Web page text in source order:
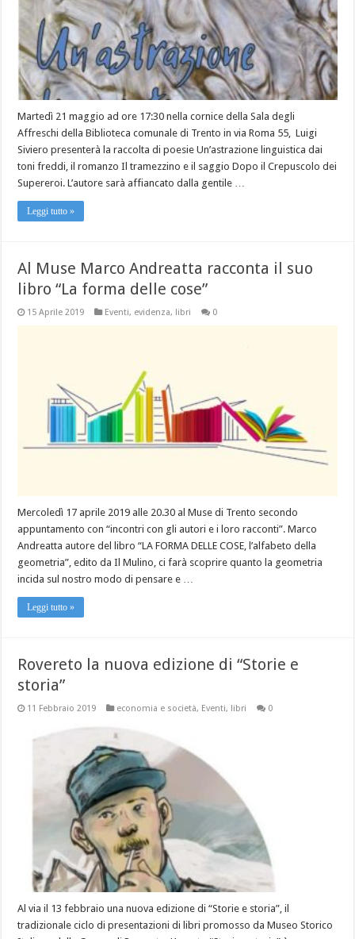
Martedì 21 maggio ad ore 17:30 nella cornice della Sala degli
Affreschi della Biblioteca comunale di Trento in via Roma 55, Luigi
Siviero presenterà la raccolta di poesie Un’astrazione linguistica dai
toni freddi, il romanzo Il tramezzino e il saggio Dopo il Crepuscolo dei
Supereroi. L’autore sarà affiancato dalla gentile …
Leggi tutto »
Al Muse Marco Andreatta racconta il suo
libro “La forma delle cose”
15 Aprile 2019 Eventi, evidenza, libri 0
Mercoledì 17 aprile 2019 alle 20.30 al Muse di Trento secondo
appuntamento con “incontri con gli autori e i loro racconti”. Marco
Andreatta autore del libro “LA FORMA DELLE COSE, l’alfabeto della
geometria”, edito da Il Mulino, ci farà scoprire quanto la geometria
incida sul nostro modo di pensare e …
Leggi tutto »
Rovereto la nuova edizione di “Storie e
storia”
11 Febbraio 2019 economia e società, Eventi, libri 0
Al via il 13 febbraio una nuova edizione di “Storie e storia”, il
tradizionale ciclo di presentazioni di libri promosso da Museo Storico